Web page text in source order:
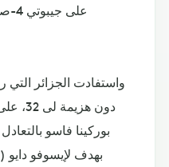
واستفادت الجزائر التي
دون
بوركينا فاسو